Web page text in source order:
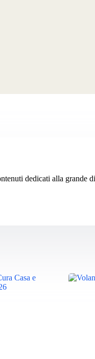
dedicati alla grande